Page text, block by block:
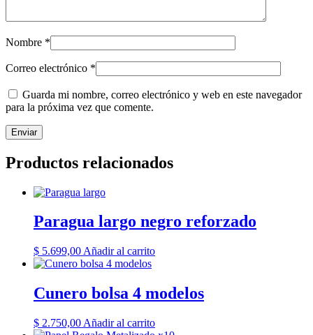
Nombre *
Correo electrónico *
Guarda mi nombre, correo electrónico y web en este navegador
para la próxima vez que comente.
Productos relacionados
Paragua largo negro reforzado
$ 5.699,00 Añadir al carrito
Cunero bolsa 4 modelos
$ 2.750,00 Añadir al carrito